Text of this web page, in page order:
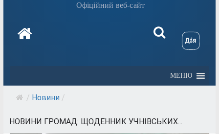
Офіційний веб-сайт
МЕНЮ
/ Новини /
НОВИНИ ГРОМАД: ЩОДЕННИК УЧНІВСЬКИХ...